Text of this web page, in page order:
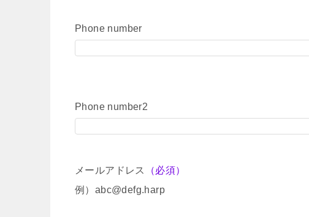
Phone number
Phone number2
メールアドレス
（必須）
例）abc@defg.harp